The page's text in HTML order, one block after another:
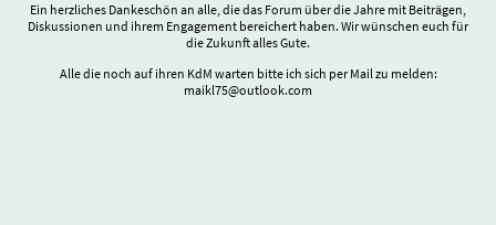
Ein herzliches Dankeschön an alle, die das Forum über die Jahre mit Beiträgen,
Diskussionen und ihrem Engagement bereichert haben. Wir wünschen euch für
die Zukunft alles Gute.
Alle die noch auf ihren KdM warten bitte ich sich per Mail zu melden:
maikl75@outlook.com